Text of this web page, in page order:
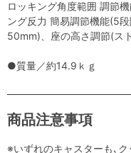
ロッキング角度範囲 調節
ング反力 簡易調節機能(5
50mm)、座の高さ調節(ス
●質量／約14.9ｋｇ
商品注意事項
※いずれのキャスターも､